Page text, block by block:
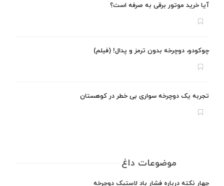
آیا خرید موتور برقی به صرفه است؟
چوکودو، دوچرخه بدون ترمز و پدال! (فیلم)
تجربه یک دوچرخه سواری بی خطر در کوهستان
موضوعات داغ
چهار نکته درباره فشار باد لاستیک دوچرخه